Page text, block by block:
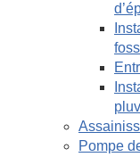
Pompe